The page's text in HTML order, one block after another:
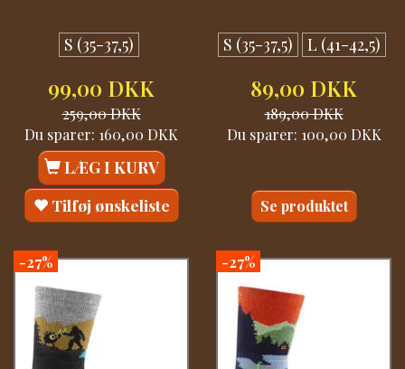
S (35-37,5)
99,00 DKK
259,00 DKK
Du sparer: 160,00 DKK
LÆG I KURV
Tilføj ønskeliste
S (35-37,5) L (41-42,5)
89,00 DKK
189,00 DKK
Du sparer: 100,00 DKK
Se produktet
-27% -27%